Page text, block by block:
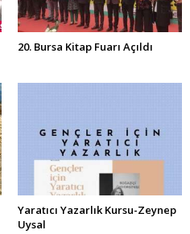
20. Bursa Kitap Fuarı Açıldı
Yaratıcı Yazarlık Kursu-Zeynep
Uysal